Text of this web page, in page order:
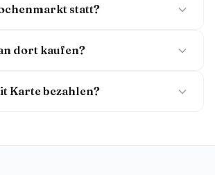
statt?
dort kaufen?
Karte bezahlen?